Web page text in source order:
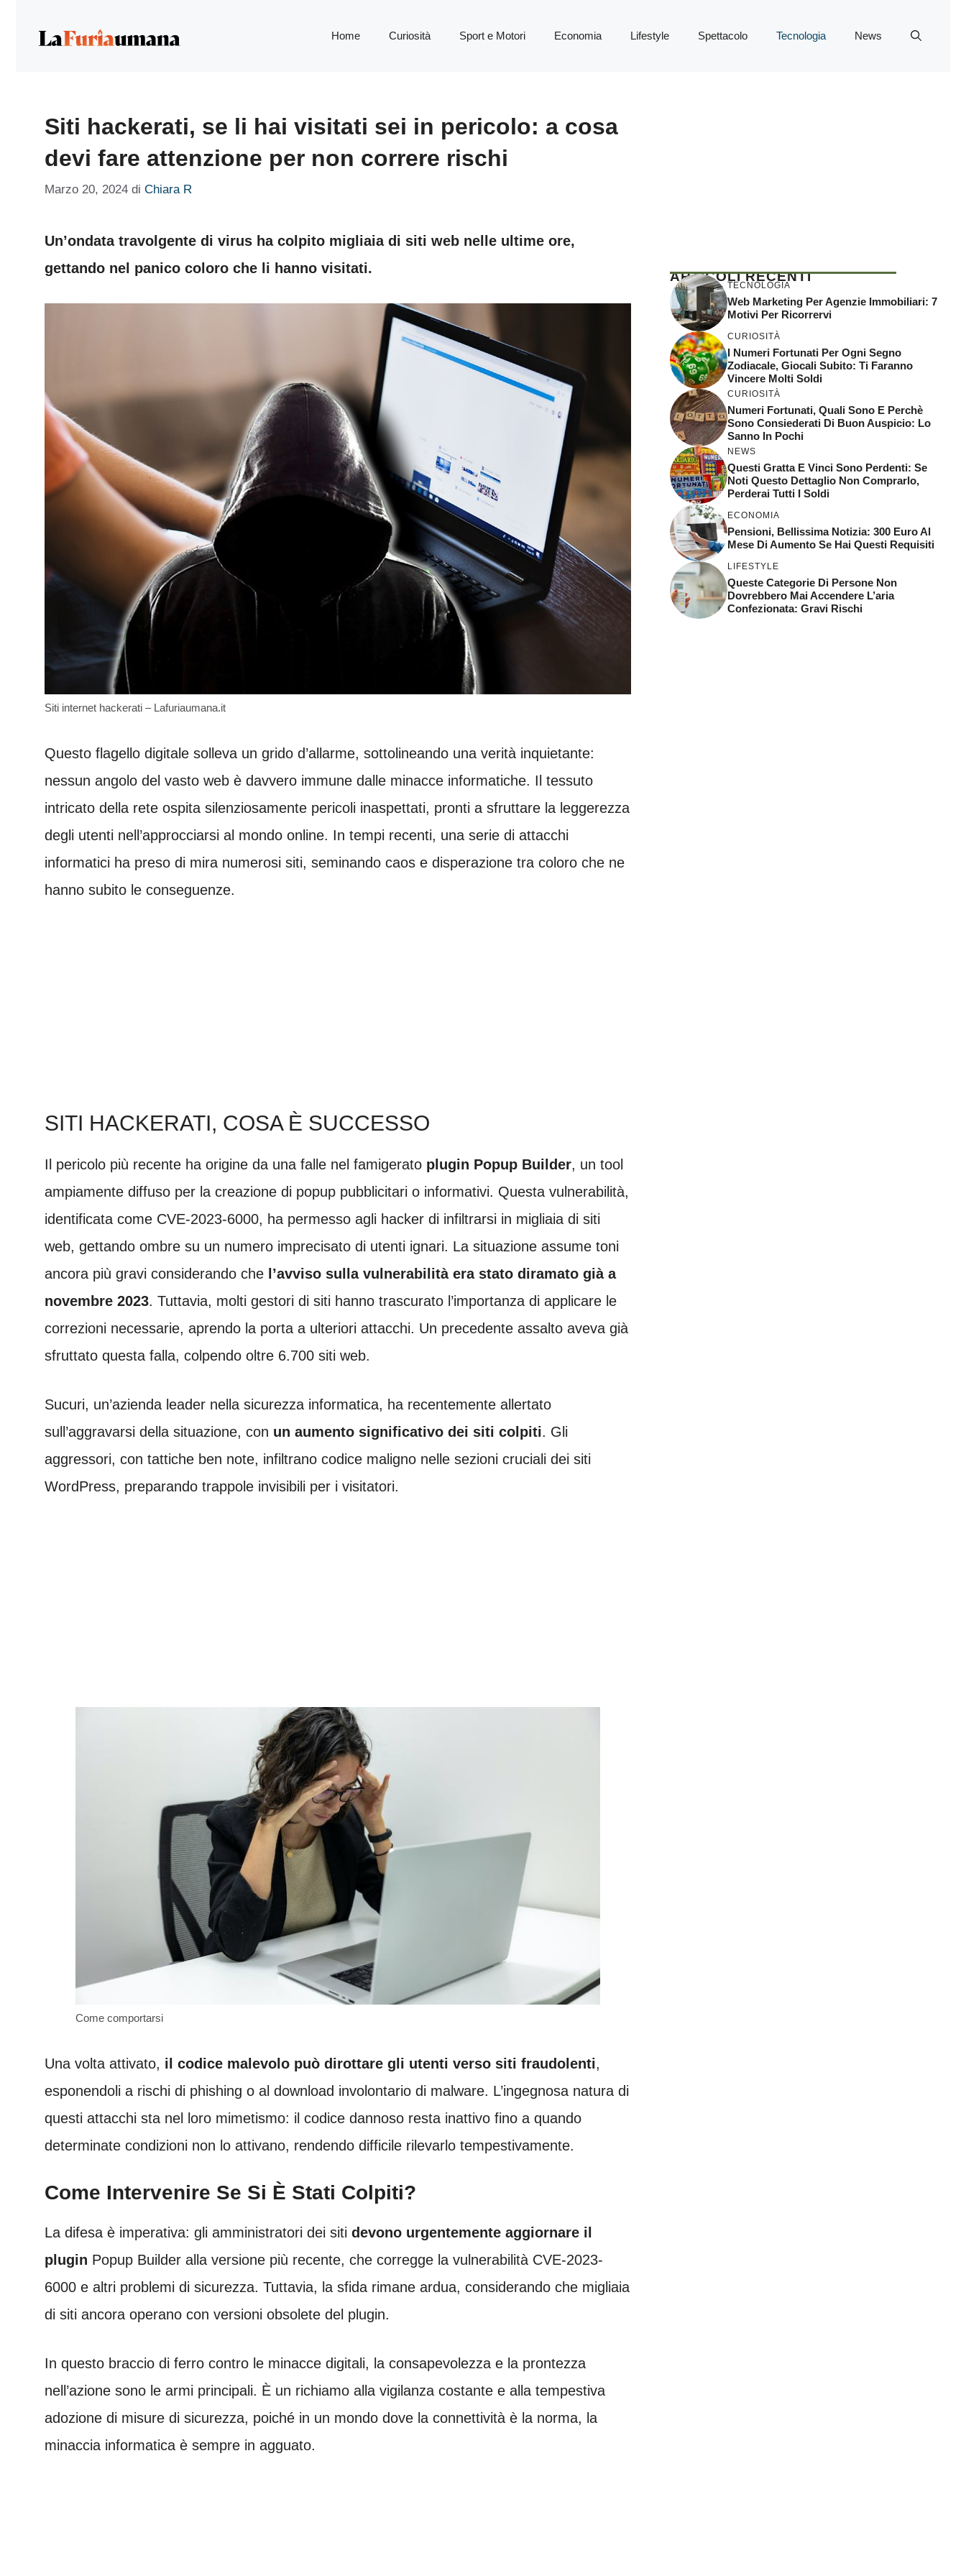
Home Curiosità Sport e Motori Economia Lifestyle Spettacolo Tecnologia News
Siti hackerati, se li hai visitati sei in pericolo: a cosa
devi fare attenzione per non correre rischi
Marzo 20, 2024 di Chiara R
Un’ondata travolgente di virus ha colpito migliaia di siti web nelle ultime ore,
gettando nel panico coloro che li hanno visitati.
Siti internet hackerati – Lafuriaumana.it
Questo flagello digitale solleva un grido d’allarme, sottolineando una verità inquietante:
nessun angolo del vasto web è davvero immune dalle minacce informatiche. Il tessuto
intricato della rete ospita silenziosamente pericoli inaspettati, pronti a sfruttare la leggerezza
degli utenti nell’approcciarsi al mondo online. In tempi recenti, una serie di attacchi
informatici ha preso di mira numerosi siti, seminando caos e disperazione tra coloro che ne
hanno subito le conseguenze.
SITI HACKERATI, COSA È SUCCESSO
Il pericolo più recente ha origine da una falle nel famigerato plugin Popup Builder, un tool
ampiamente diffuso per la creazione di popup pubblicitari o informativi. Questa vulnerabilità,
identificata come CVE-2023-6000, ha permesso agli hacker di infiltrarsi in migliaia di siti
web, gettando ombre su un numero imprecisato di utenti ignari. La situazione assume toni
ancora più gravi considerando che l’avviso sulla vulnerabilità era stato diramato già a
novembre 2023. Tuttavia, molti gestori di siti hanno trascurato l’importanza di applicare le
correzioni necessarie, aprendo la porta a ulteriori attacchi. Un precedente assalto aveva già
sfruttato questa falla, colpendo oltre 6.700 siti web.
Sucuri, un’azienda leader nella sicurezza informatica, ha recentemente allertato
sull’aggravarsi della situazione, con un aumento significativo dei siti colpiti. Gli
aggressori, con tattiche ben note, infiltrano codice maligno nelle sezioni cruciali dei siti
WordPress, preparando trappole invisibili per i visitatori.
Come comportarsi
Una volta attivato, il codice malevolo può dirottare gli utenti verso siti fraudolenti,
esponendoli a rischi di phishing o al download involontario di malware. L’ingegnosa natura di
questi attacchi sta nel loro mimetismo: il codice dannoso resta inattivo fino a quando
determinate condizioni non lo attivano, rendendo difficile rilevarlo tempestivamente.
Come Intervenire Se Si È Stati Colpiti?
La difesa è imperativa: gli amministratori dei siti devono urgentemente aggiornare il
plugin Popup Builder alla versione più recente, che corregge la vulnerabilità CVE-2023-
6000 e altri problemi di sicurezza. Tuttavia, la sfida rimane ardua, considerando che migliaia
di siti ancora operano con versioni obsolete del plugin.
In questo braccio di ferro contro le minacce digitali, la consapevolezza e la prontezza
nell’azione sono le armi principali. È un richiamo alla vigilanza costante e alla tempestiva
adozione di misure di sicurezza, poiché in un mondo dove la connettività è la norma, la
minaccia informatica è sempre in agguato.
ARTICOLI RECENTI
TECNOLOGIA
Web Marketing Per Agenzie Immobiliari: 7
Motivi Per Ricorrervi
CURIOSITÀ
I Numeri Fortunati Per Ogni Segno
Zodiacale, Giocali Subito: Ti Faranno
Vincere Molti Soldi
CURIOSITÀ
Numeri Fortunati, Quali Sono E Perchè
Sono Consiederati Di Buon Auspicio: Lo
Sanno In Pochi
NEWS
Questi Gratta E Vinci Sono Perdenti: Se
Noti Questo Dettaglio Non Comprarlo,
Perderai Tutti I Soldi
ECONOMIA
Pensioni, Bellissima Notizia: 300 Euro Al
Mese Di Aumento Se Hai Questi Requisiti
LIFESTYLE
Queste Categorie Di Persone Non
Dovrebbero Mai Accendere L’aria
Confezionata: Gravi Rischi